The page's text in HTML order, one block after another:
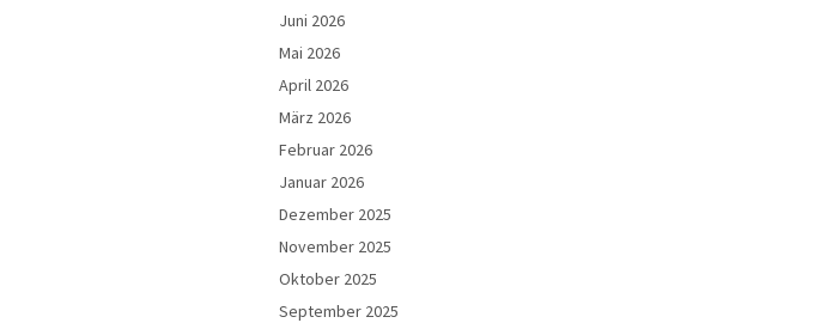
Juni 2026
Mai 2026
April 2026
März 2026
Februar 2026
Januar 2026
Dezember 2025
November 2025
Oktober 2025
September 2025